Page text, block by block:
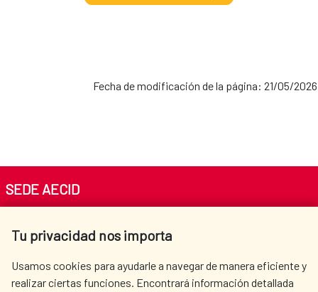
Fecha de modificación de la página: 21/05/2026
Tu privacidad nos importa
Usamos cookies para ayudarle a navegar de manera eficiente y
realizar ciertas funciones. Encontrará información detallada
SEDE AECID
Tel. +34 900 20 30 54​​​​​​​